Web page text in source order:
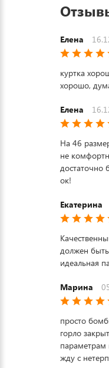
Елена
куртка
хорошо,
Елена
На 46
не
достаточно
ок!
Екатерина
должен
идеальная
Марина
просто
горло
параметрам
жду с